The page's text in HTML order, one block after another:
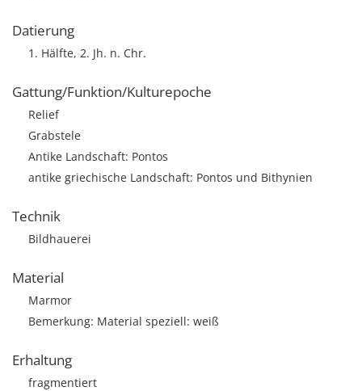
Datierung
1. Hälfte, 2. Jh. n. Chr.
Gattung/Funktion/Kulturepoche
Relief
Grabstele
Antike Landschaft: Pontos
antike griechische Landschaft: Pontos und Bithynien
Technik
Bildhauerei
Material
Marmor
Bemerkung: Material speziell: weiß
Erhaltung
fragmentiert